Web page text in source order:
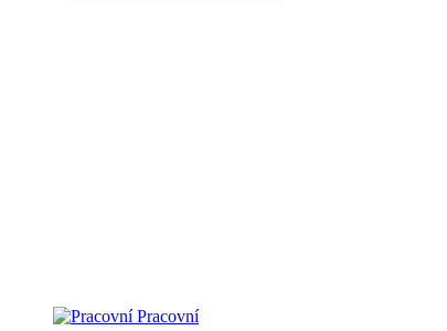
Pracovní